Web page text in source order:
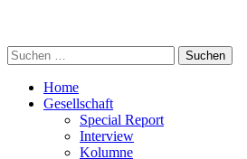
Suchen
nach:
Home
Gesellschaft
Special Report
Interview
Kolumne